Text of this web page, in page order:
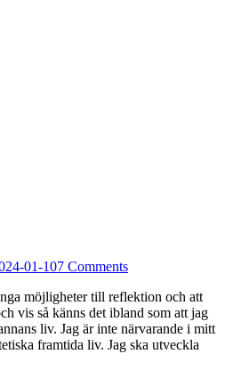
01-107 Comments
möjligheter till reflektion och att
vis så känns det ibland som att jag
liv. Jag är inte närvarande i mitt
framtida liv. Jag ska utveckla